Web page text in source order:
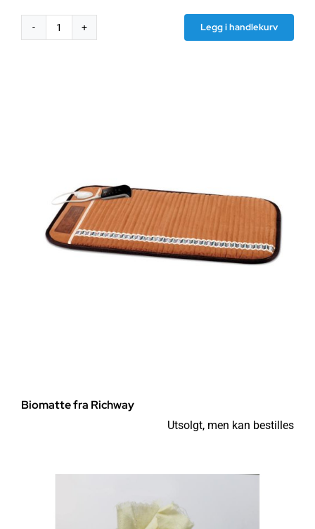
Skjermende
Legg i handlekurv
Biomatte fra Richway
Utsolgt, men kan bestilles